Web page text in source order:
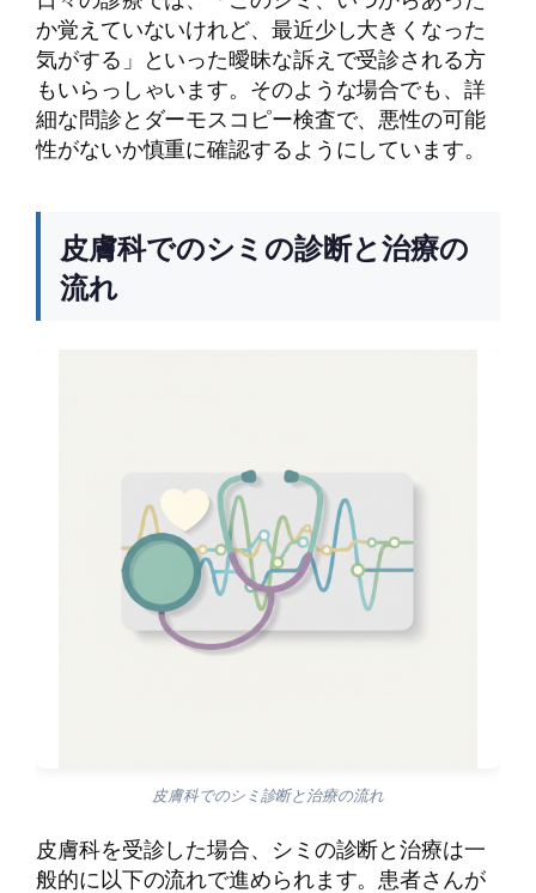
か覚えていないけれど、最近少し大きくなった
気がする」といった曖昧な訴えで受診される方
もいらっしゃいます。そのような場合でも、詳
細な問診とダーモスコピー検査で、悪性の可能
性がないか慎重に確認するようにしています。
皮膚科でのシミの診断と治療の
流れ
皮膚科でのシミ診断と治療の流れ
皮膚科を受診した場合、シミの診断と治療は一
般的に以下の流れで進められます。患者さんが